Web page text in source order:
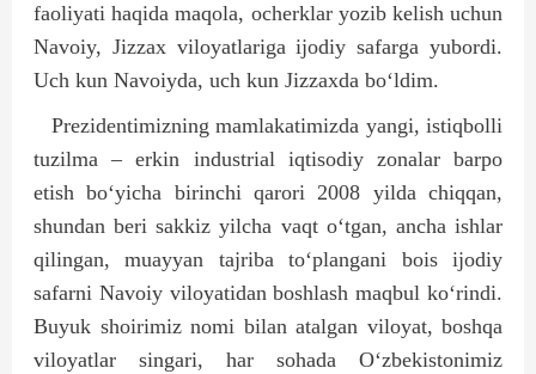
faoliyati haqida maqola, ocherklar yozib kelish uchun
Navoiy, Jizzax viloyatlariga ijodiy safarga yubordi.
Uch kun Navoiyda, uch kun Jizzaxda bo‘ldim.
Prezidentimizning mamlakatimizda yangi, istiqbolli
tuzilma – erkin industrial iqtisodiy zonalar barpo
etish bo‘yicha birinchi qarori 2008 yilda chiqqan,
shundan beri sakkiz yilcha vaqt o‘tgan, ancha ishlar
qilingan, muayyan tajriba to‘plangani bois ijodiy
safarni Navoiy viloyatidan boshlash maqbul ko‘rindi.
Buyuk shoirimiz nomi bilan atalgan viloyat, boshqa
viloyatlar singari, har sohada O‘zbekistonimiz